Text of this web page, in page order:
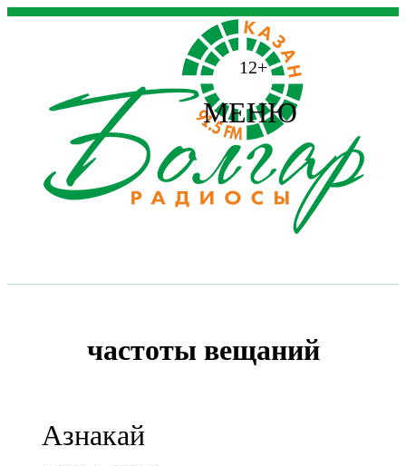
12+
МЕНЮ
частоты вещаний
Азнакай